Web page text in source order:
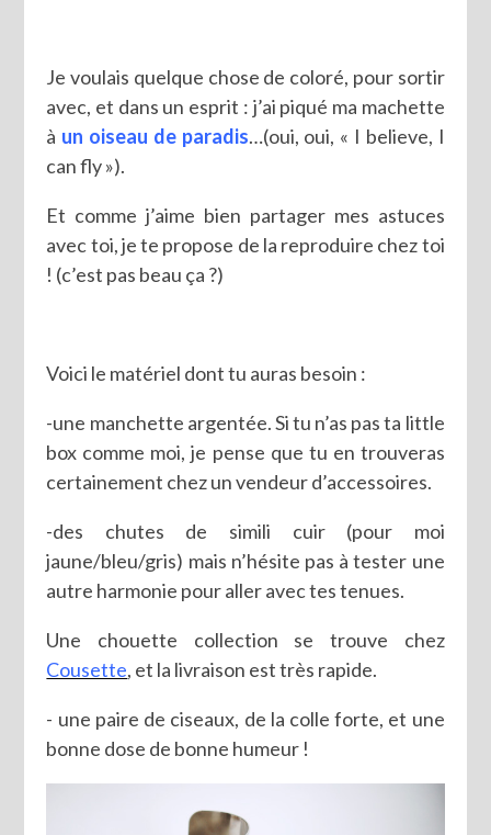
Je voulais quelque chose de coloré, pour sortir
avec, et dans un esprit : j’ai piqué ma machette
à un oiseau de paradis…(oui, oui, « I believe, I
can fly »).
Et comme j’aime bien partager mes astuces
avec toi, je te propose de la reproduire chez toi
! (c’est pas beau ça ?)
Voici le matériel dont tu auras besoin :
-une manchette argentée. Si tu n’as pas ta little
box comme moi, je pense que tu en trouveras
certainement chez un vendeur d’accessoires.
-des chutes de simili cuir (pour moi
jaune/bleu/gris) mais n’hésite pas à tester une
autre harmonie pour aller avec tes tenues.
Une chouette collection se trouve chez
Cousette, et la livraison est très rapide.
- une paire de ciseaux, de la colle forte, et une
bonne dose de bonne humeur !